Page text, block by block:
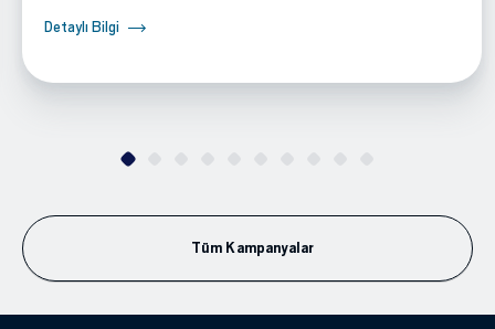
Detaylı Bilgi
Tüm Kampanyalar